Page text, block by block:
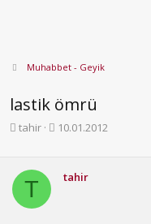
Muhabbet - Geyik
lastik ömrü
K
b
y
tahir
B10.01.2012
T tahir